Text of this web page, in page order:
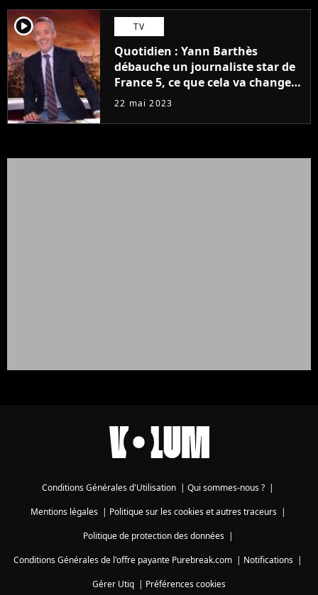
player2 TV
Quotidien : Yann Barthès
débauche un journaliste star de
France 5, ce que cela va changer
à la rentrée
22 mai 2023
Conditions Générales d'Utilisation | Qui sommes-nous ? |
Mentions légales| Politique sur les cookies et autres traceurs|
Politique de protection des données|
Conditions Générales de l'offre payante Purebreak.com | Notifications |
Gérer Utiq | Préférences cookies